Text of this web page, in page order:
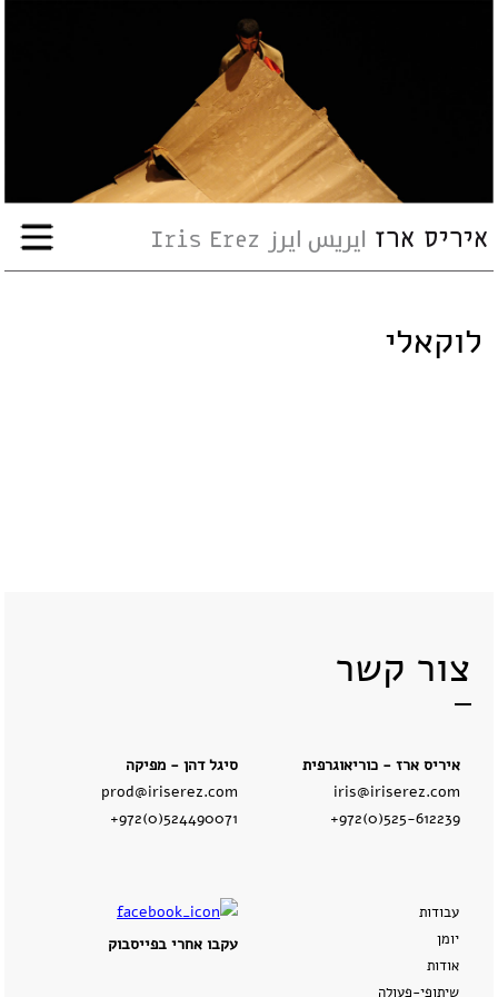
אודות
שיתופי-פעולה
ארועים
לוקאלי
צור קשר
איריס ארז - כוריאוגרפית
iris@iriserez.com
+972(0)525-612239
סיגל דהן - מפיקה
prod@iriserez.com
+972(0)524490071
עבודות
יומן
אודות
שיתופי-פעולה
עקבו אחרי בפייסבוק